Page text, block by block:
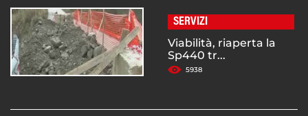
SERVIZI
Viabilità, riaperta la
Sp440 tr...
5938